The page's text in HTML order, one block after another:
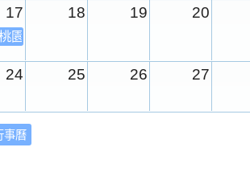
17 18 19 20
園市運動會
24 25 26 27
31
事曆